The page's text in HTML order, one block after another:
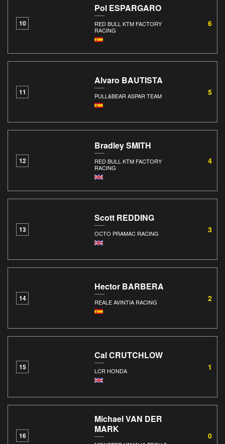
10
Pol ESPARGARO
RED BULL KTM FACTORY
RACING
6
11
Alvaro BAUTISTA
PULL&BEAR ASPAR TEAM 5
12
Bradley SMITH
RED BULL KTM FACTORY
RACING
4
13
Scott REDDING
OCTO PRAMAC RACING 3
14
Hector BARBERA
REALE AVINTIA RACING 2
15
Cal CRUTCHLOW
LCR HONDA 1
16
Michael VAN DER
MARK
0